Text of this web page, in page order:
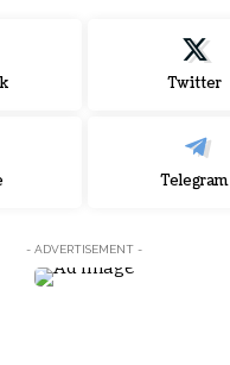
Twitter
Telegram
- ADVERTISEMENT -